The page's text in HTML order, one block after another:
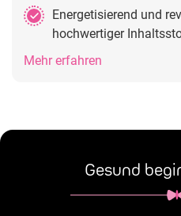
Energetisierend und
hochwertiger
Mehr erfahren
Gesund